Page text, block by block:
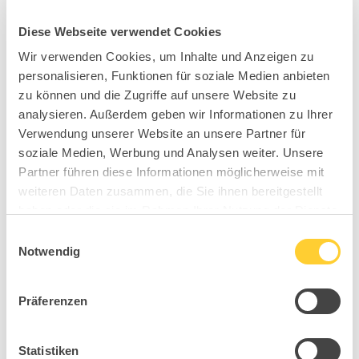
Diese Webseite verwendet Cookies
Wir verwenden Cookies, um Inhalte und Anzeigen zu
personalisieren, Funktionen für soziale Medien anbieten
zu können und die Zugriffe auf unsere Website zu
analysieren. Außerdem geben wir Informationen zu Ihrer
Verwendung unserer Website an unsere Partner für
soziale Medien, Werbung und Analysen weiter. Unsere
Partner führen diese Informationen möglicherweise mit
weiteren Daten zusammen, die Sie ihnen bereitgestellt
Notwendig
Präferenzen
Statistiken